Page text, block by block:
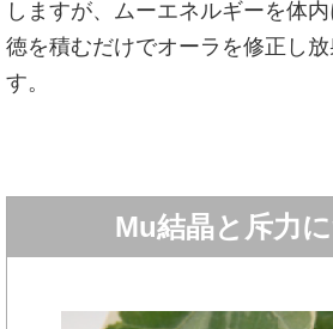
しますが、ムーエネルギーを体内
徳を積むだけでオーラを修正し
す。
Mu結晶と斥力